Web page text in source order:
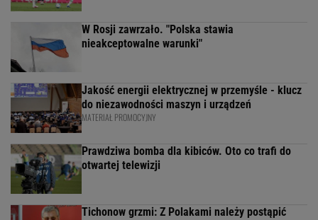
W Rosji zawrzało. "Polska stawia
nieakceptowalne warunki"
Jakość energii elektrycznej w przemyśle - klucz
do niezawodności maszyn i urządzeń
MATERIAŁ PROMOCYJNY
Prawdziwa bomba dla kibiców. Oto co trafi do
otwartej telewizji
Tichonow grzmi: Z Polakami należy postąpić